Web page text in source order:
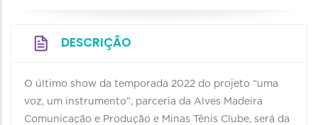
DESCRIÇÃO
O último show da temporada 2022 do projeto “uma
voz, um instrumento”, parceria da Alves Madeira
Comunicação e Produção e Minas Tênis Clube, será da